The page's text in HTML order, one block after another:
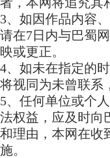
3、如因作品内容
请在7日内与巴蜀
映或更正。
4、如未在指定的
将视同为未曾联系
5、任何单位或个
法权益，应及时向
和理由，本网在收
施。